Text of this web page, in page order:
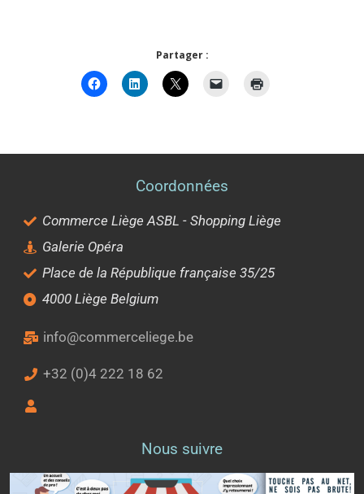
Partager :
Coordonnées
Commerce Liège ASBL - Shopping Liège
Galerie Opéra
Place de la République française 35/25
4000 Liège Belgium
info@commerceliege.be
+32 (0)4 222 18 62
Nous suivre